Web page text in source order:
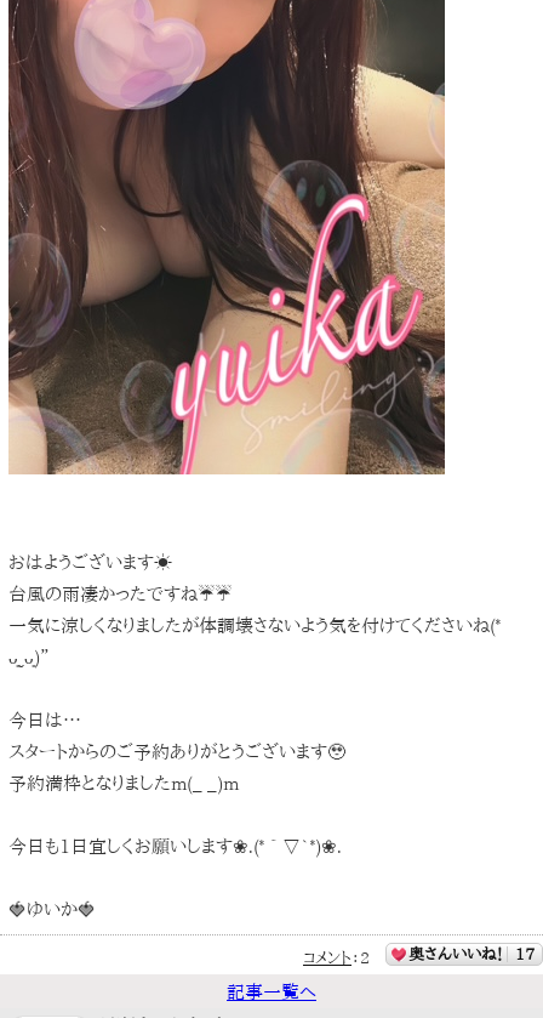
おはようございます☀️
台風の雨凄かったですね☔️☔️
一気に涼しくなりましたが体調壊さないよう気を付けてくださいね(*
ᴗ͈ˬᴗ͈)”
今日は…
スタートからのご予約ありがとうございます🥹
予約満枠となりましたm(_ _)m
今日も1日宜しくお願いします❀.(*´▽`*)❀.
🍓ゆいか🍓
コメント ： 2 奥さんいいね！ 17
記事一覧へ